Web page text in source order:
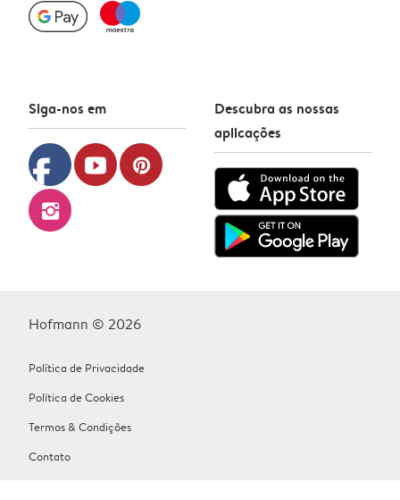
Siga-nos em
facebook youtube pinterest
instagram
Descubra as nossas
aplicações
Hofmann © 2026
Política de Privacidade
Política de Cookies
Termos & Condições
Contato